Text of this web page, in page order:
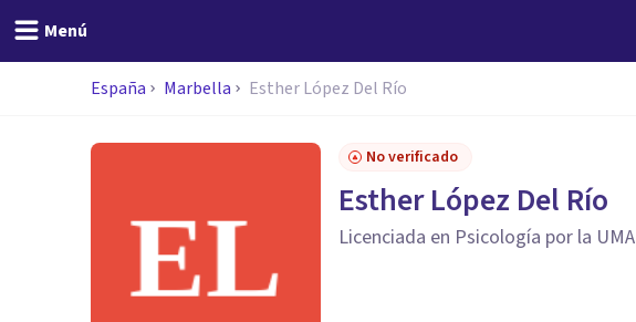
Menú
España Marbella Esther López Del Río
No verificado
Esther López Del Río
Licenciada en Psicología por la UMA